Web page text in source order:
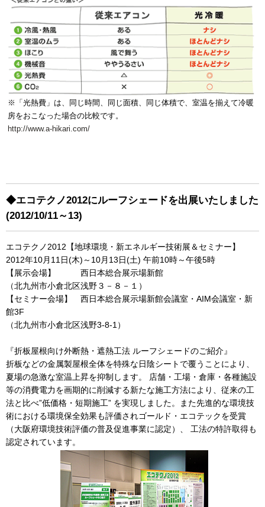
※「光熱費」は、同じ時間、同じ面積、同じ体積で、室温を揃えて冷暖
房をおこなった場合の比較です。
http://www.a-hikari.com/
◆エコテクノ2012にルーフシェードを出展いたしました
(2012/10/11～13)
エコテクノ2012【地球環境・新エネルギー技術展＆セミナー】
2012年10月11日(木)～10月13日(土) 午前10時～午後5時
【展示会場】 西日本総合展示場新館
（北九州市小倉北区浅野３－８－１）
【セミナー会場】 西日本総合展示場新館会議室・AIM会議室・新
館3F
（北九州市小倉北区浅野3-8-1）
『折板屋根向け外断熱・遮熱工法 ルーフシェードのご紹介』
折板などの金属製屋根全体を特殊な日陰シートで覆うことにより、
夏場の急激な室温上昇を抑制します。 店舗・工場・倉庫・各種施設
等の消費電力を画期的に削減する新たな施工方法により、従来の工
法と比べ”低価格・短期施工” を実現しました。また先進的な環境技
術における環境保全効果も評価されゴールド・エコテックを受賞
（大阪府環境技術評価の普及促進事業に認定）、 工法の特許取得も
認定されています。